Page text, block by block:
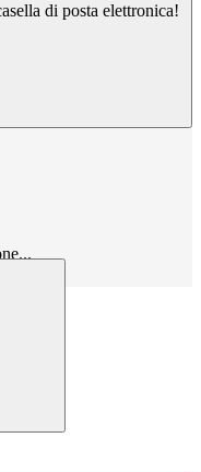
di posta elettronica!